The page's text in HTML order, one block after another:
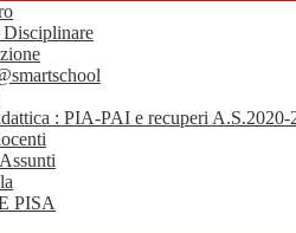
: PIA-PAI e recuperi A.S.2020-
PISA